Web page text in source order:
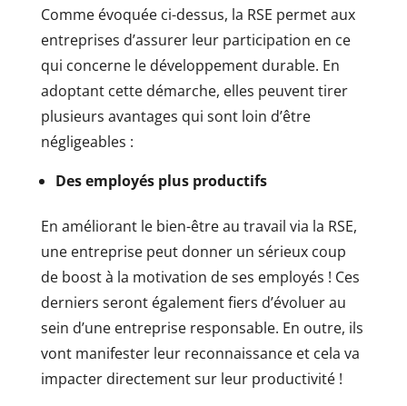
Comme évoquée ci-dessus, la RSE permet aux
entreprises d’assurer leur participation en ce
qui concerne le développement durable. En
adoptant cette démarche, elles peuvent tirer
plusieurs avantages qui sont loin d’être
négligeables :
Des employés plus productifs
En améliorant le bien-être au travail via la RSE,
une entreprise peut donner un sérieux coup
de boost à la motivation de ses employés ! Ces
derniers seront également fiers d’évoluer au
sein d’une entreprise responsable. En outre, ils
vont manifester leur reconnaissance et cela va
impacter directement sur leur productivité !